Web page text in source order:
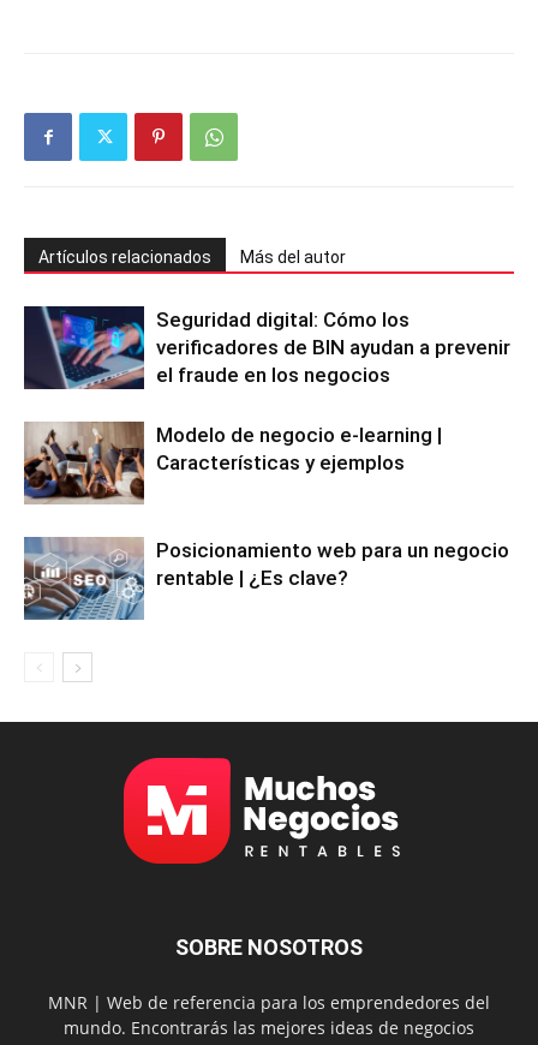
Artículos relacionados Más del autor
Seguridad digital: Cómo los
verificadores de BIN ayudan a prevenir
el fraude en los negocios
Modelo de negocio e-learning |
Características y ejemplos
Posicionamiento web para un negocio
rentable | ¿Es clave?
SOBRE NOSOTROS
MNR | Web de referencia para los emprendedores del
mundo. Encontrarás las mejores ideas de negocios